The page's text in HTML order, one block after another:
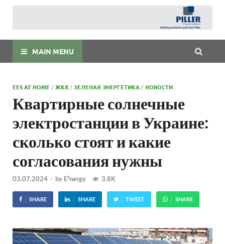
MAIN MENU
EES AT HOME /ЖКХ /ЗЕЛЕНАЯ ЭНЕРГЕТИКА /НОВОСТИ
Квартирные солнечные
электростанции в Украине:
сколько стоят и какие
согласования нужны
03.07.2024 - by E²nergy 3.8K
SHARE SHARE TWEET SHARE